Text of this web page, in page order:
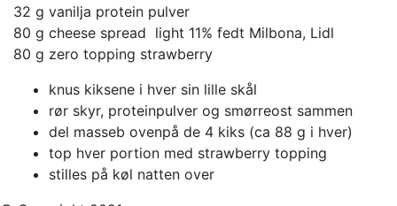
32 g vanilja protein pulver
80 g cheese spread light 11% fedt Milbona, Lidl
80 g zero topping strawberry
knus kiksene i hver sin lille skål
rør skyr, proteinpulver og smørreost sammen
del masseb ovenpå de 4 kiks (ca 88 g i hver)
top hver portion med strawberry topping
stilles på køl natten over